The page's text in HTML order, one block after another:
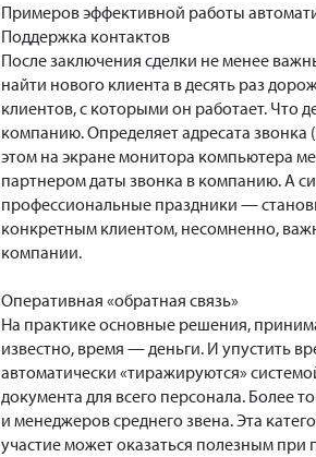
Примеров эффективной работы
Поддержка контактов
После заключения сделки не менее
найти нового клиента в десять раз
клиентов, с которыми он работает. Что
компанию. Определяет адресата звонка
этом на экране монитора компьютера
партнером даты звонка в компанию. А
профессиональные праздники —
конкретным клиентом, несомненно,
компании.
Оперативная «обратная связь»
На практике основные решения,
известно, время — деньги. И упустить
автоматически «тиражируются»
документа для всего персонала. Более
и менеджеров среднего звена. Эта
участие может оказаться полезным